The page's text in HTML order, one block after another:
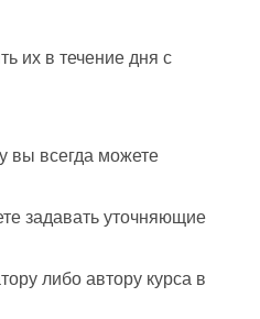
их в течение дня с
вы всегда можете
задавать уточняющие
либо автору курса в